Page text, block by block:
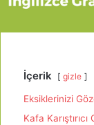
İçerik gizle
Eksiklerinizi
Kafa